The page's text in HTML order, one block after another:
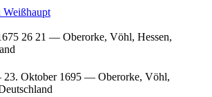
Weißhaupt
26 21 — Oberorke, Vöhl, Hessen,
23. Oktober 1695 — Oberorke, Vöhl,